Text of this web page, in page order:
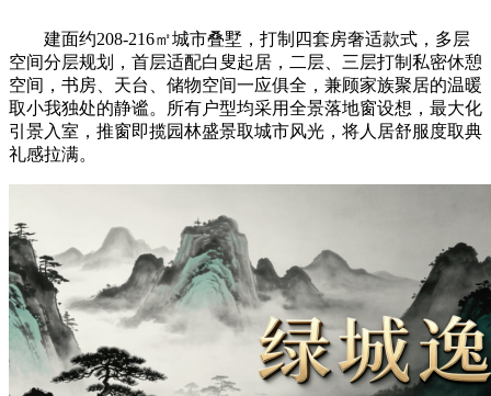
建面约208-216㎡城市叠墅，打制四套房奢适款式，多层
空间分层规划，首层适配白叟起居，二层、三层打制私密休憩
空间，书房、天台、储物空间一应俱全，兼顾家族聚居的温暖
取小我独处的静谧。所有户型均采用全景落地窗设想，最大化
引景入室，推窗即揽园林盛景取城市风光，将人居舒服度取典
礼感拉满。